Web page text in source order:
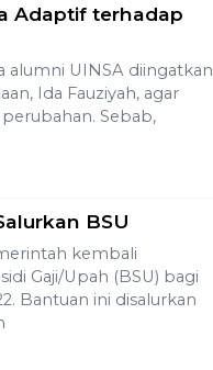
Adaptif terhadap
alumni UINSA diingatkan
Ida Fauziyah, agar
Sebab,
BSU
kembali
Gaji/Upah (BSU) bagi
Bantuan ini disalurkan